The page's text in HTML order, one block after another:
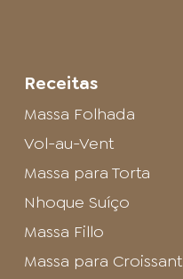
Receitas
Massa Folhada
Vol-au-Vent
Massa para Torta
Nhoque Suíço
Massa Fillo
Massa para Croissant